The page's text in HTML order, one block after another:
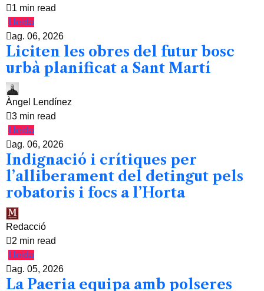
1 min read
Lleida
ag. 06, 2026
Liciten les obres del futur bosc
urbà planificat a Sant Martí
Àngel Lendínez
3 min read
Lleida
ag. 06, 2026
Indignació i crítiques per
l’alliberament del detingut pels
robatoris i focs a l’Horta
Redacció
2 min read
Lleida
ag. 05, 2026
La Paeria equipa amb polseres